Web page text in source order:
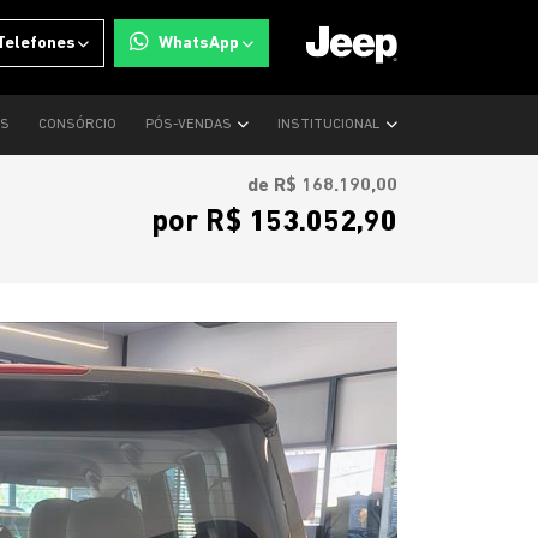
WhatsApp
CONSÓRCIO PÓS-VENDAS INSTITUCIONAL
de R$ 168.190,00
por R$ 153.052,90